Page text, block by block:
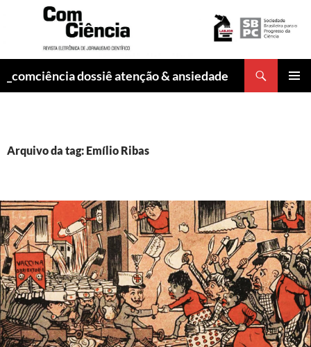
_comciência dossiê atenção & ansiedade
Arquivo da tag: Emílio Ribas